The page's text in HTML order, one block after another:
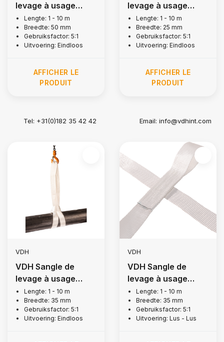
levage à usage
unique, 2 tonnes
Lengte: 1 - 10 m
Breedte: 50 mm
Gebruiksfactor: 5:1
Uitvoering: Eindloos
AFFICHER LE
PRODUIT
levage à usage
unique, 0.75 tonnes
Lengte: 1 - 10 m
Breedte: 25 mm
Gebruiksfactor: 5:1
Uitvoering: Eindloos
AFFICHER LE
PRODUIT
Tel: +31(0)182 35 42 42 Email:info@vdhint.com
VDH
VDH Sangle de
levage à usage
unique, 1 tonnes
Lengte: 1 - 10 m
Breedte: 35 mm
Gebruiksfactor: 5:1
Uitvoering: Eindloos
VDH
VDH Sangle de
levage à usage
unique, 500 kg
Lengte: 1 - 10 m
Breedte: 35 mm
Gebruiksfactor: 5:1
Uitvoering: Lus - Lus